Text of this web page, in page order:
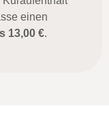
einen
13,00 €.